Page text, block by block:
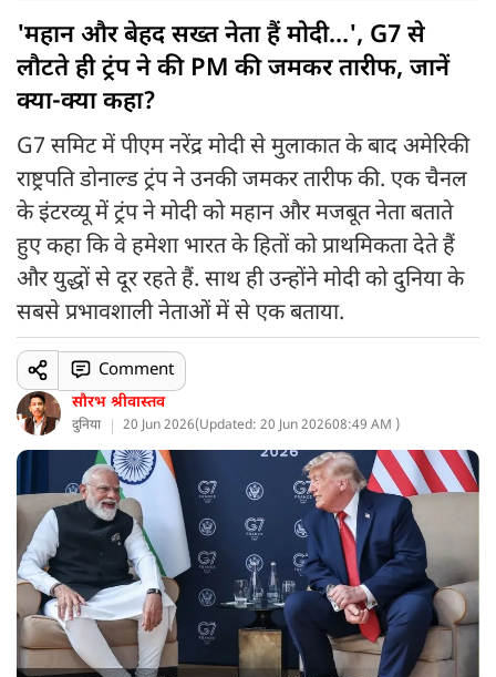
'महान और बेहद सख्त नेता हैं मोदी...', G7 से
लौटते ही ट्रंप ने की PM की जमकर तारीफ, जानें
क्या-क्या कहा?
G7 समिट में पीएम नरेंद्र मोदी से मुलाकात के बाद अमेरिकी
राष्ट्रपति डोनाल्ड ट्रंप ने उनकी जमकर तारीफ की. एक चैनल
के इंटरव्यू में ट्रंप ने मोदी को महान और मजबूत नेता बताते
हुए कहा कि वे हमेशा भारत के हितों को प्राथमिकता देते हैं
और युद्धों से दूर रहते हैं. साथ ही उन्होंने मोदी को दुनिया के
सबसे प्रभावशाली नेताओं में से एक बताया.
सौरभ श्रीवास्तव
दुनिया 20 Jun 2026(Updated: 20 Jun 202608:49 AM )
Comment